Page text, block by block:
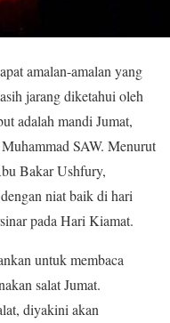
amalan-amalan yang
jarang diketahui oleh
adalah mandi Jumat,
SAW. Menurut
Bakar Ushfury,
niat baik di hari
pada Hari Kiamat.
untuk membaca
salat Jumat.
diyakini akan